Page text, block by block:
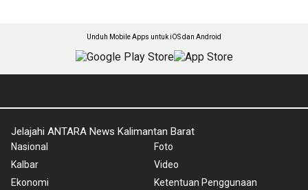
Unduh Mobile Apps untuk iOS dan Android
Jelajahi ANTARA News Kalimantan Barat
Nasional
Kalbar
Ekonomi
Foto
Video
Ketentuan Penggunaan